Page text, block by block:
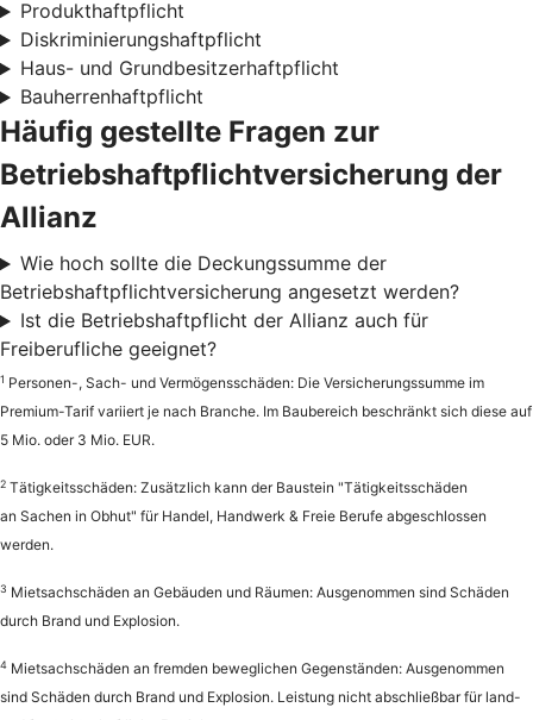
Produkthaftpflicht
Diskriminierungshaftpflicht
Haus- und Grundbesitzerhaftpflicht
Bauherrenhaftpflicht
Häufig gestellte Fragen zur
Betriebshaftpflichtversicherung der
Allianz
Wie hoch sollte die Deckungssumme der
Betriebshaftpflichtversicherung angesetzt werden?
Ist die Betriebshaftpflicht der Allianz auch für
Freiberufliche geeignet?
1 Personen-, Sach- und Vermögensschäden: Die Versicherungssumme im
Premium-Tarif variiert je nach Branche. Im Baubereich beschränkt sich diese auf
5 Mio. oder 3 Mio. EUR.
2 Tätigkeitsschäden: Zusätzlich kann der Baustein "Tätigkeitsschäden
an Sachen in Obhut" für Handel, Handwerk & Freie Berufe abgeschlossen
werden.
3 Mietsachschäden an Gebäuden und Räumen: Ausgenommen sind Schäden
durch Brand und Explosion.
4 Mietsachschäden an fremden beweglichen Gegenständen: Ausgenommen
sind Schäden durch Brand und Explosion. Leistung nicht abschließbar für land-